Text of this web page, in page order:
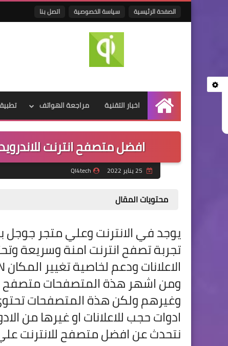
الصفحة الرئيسية سياسة الخصوصية اتصل بنا
الرئيسية
اخبار التقنية مراجعة الهواتف
افضل متصفح انترنت للاندرويد 2022 بدون اعلانات مزعجه وسرعة
QI4tech
محتويات المقال
يوجد في الانترنت وعلي متجر جوجل
تجربة تصفح انترنت امنة وسريعة
ومن اشهر هذة المتصفحات
وغيرهم ولكن هذة المتصفحات
ادوات حجب للاعلانات او غيرها من
نتحدث عن افضل متصفح للانترنت علي